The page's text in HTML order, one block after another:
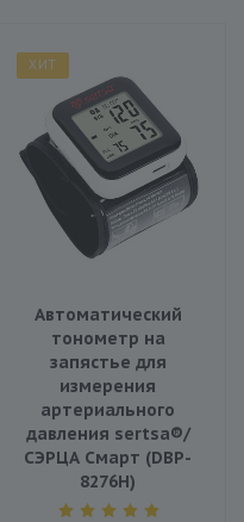
ХИТ
Автоматический
тонометр на
запястье для
измерения
артериального
давления sertsa®/
СЭРЦА Смарт (DBP-
8276H)